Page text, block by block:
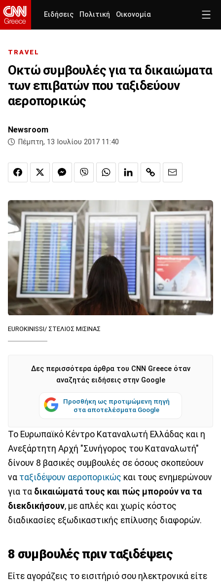
Ειδήσεις Πολιτική Οικονομία
TRAVEL
Οκτώ συμβουλές για τα δικαιώματα
των επιβατών που ταξιδεύουν
αεροπορικώς
Newsroom
Πέμπτη, 13 Ιουλίου 2017 11:40
EUROKINISSI/ ΣΤΕΛΙΟΣ ΜΙΣΙΝΑΣ
Δες περισσότερα άρθρα του CNN Greece όταν
αναζητάς ειδήσεις στην Google
Προσθήκη ως προτιμώμενη πηγή
στα αποτελέσματα Google
Το Ευρωπαϊκό Κέντρο Καταναλωτή Ελλάδας και η
Ανεξάρτητη Αρχή "Συνήγορος του Καταναλωτή"
δίνουν 8 βασικές συμβουλές σε όσους σκοπεύουν
να ταξιδέψουν αεροπορικώς και τους ενημερώνουν
για τα δικαιώματά τους και πώς μπορούν να τα
διεκδικήσουν, με απλές και χωρίς κόστος
διαδικασίες εξωδικαστικής επίλυσης διαφορών.
8 συμβουλές πριν ταξιδέψεις
Είτε αγοράζεις το εισιτήριό σου ηλεκτρονικά είτε